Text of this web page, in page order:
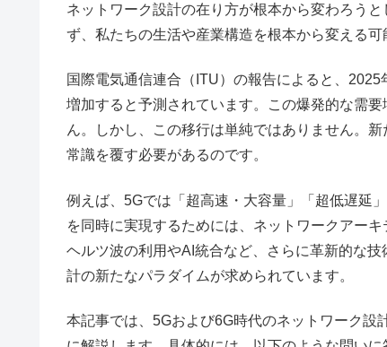
ネットワーク設計の在り方が根本から変わろう
ず、私たちの生活や産業構造を根本から変える可
国際電気通信連合（ITU）の報告によると、
増加すると予測されています。この爆発的な需
ん。しかし、この移行は単純ではありません。
常識を覆す必要があるのです。
例えば、5Gでは「超高速・大容量」「超低遅延
を同時に実現するためには、ネットワークアー
ヘルツ波の利用やAI統合など、さらに革新的な
計の新たなパラダイムが求められています。
本記事では、5Gおよび6G時代のネットワーク